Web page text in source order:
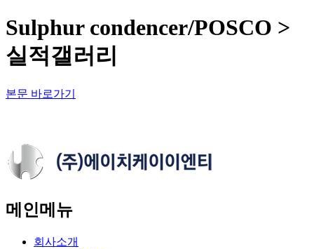
Sulphur condencer/POSCO >
실적갤러리
본문 바로가기
메인메뉴
회사소개